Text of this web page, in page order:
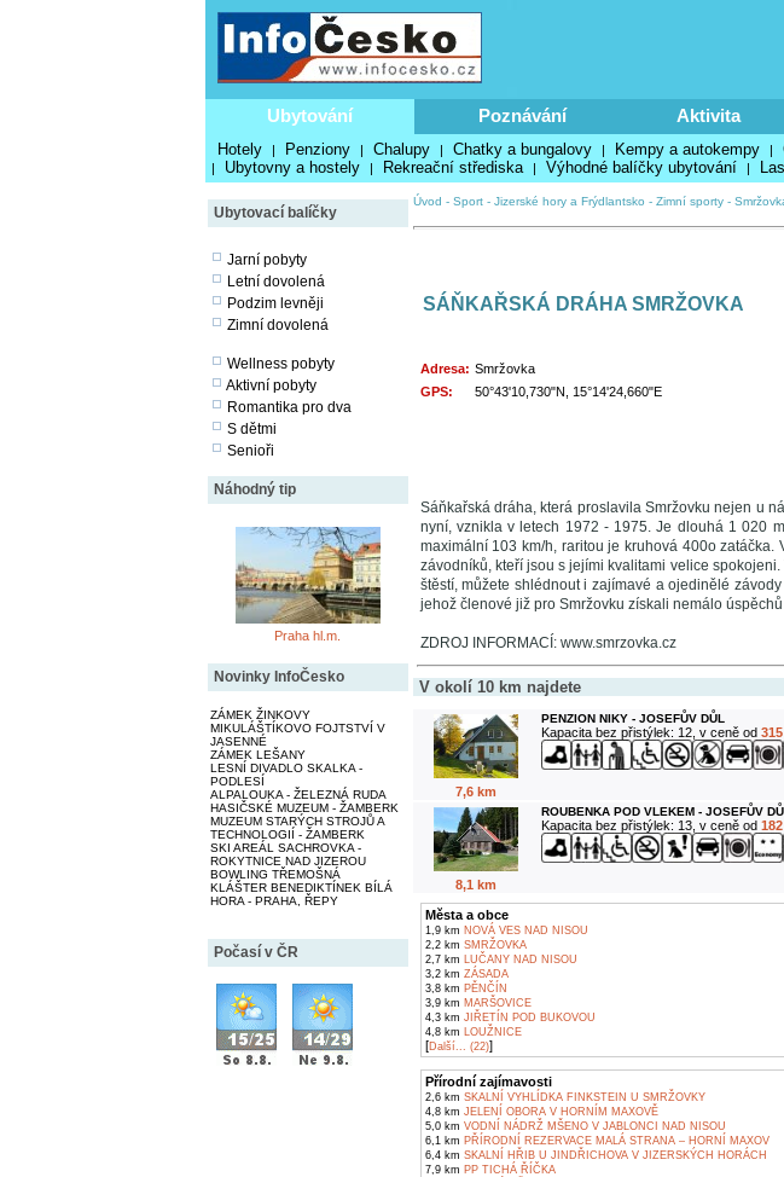
Ubytování Poznávání Aktivita
Hotely | Penziony | Chalupy | Chatky a bungalovy | Kempy a autokempy |
| Ubytovny a hostely | Rekreační střediska | Výhodné balíčky ubytování |
Ubytovací balíčky
Jarní pobyty
Letní dovolená
Podzim levněji
Zimní dovolená
Wellness pobyty
Aktivní pobyty
Romantika pro dva
S dětmi
Senioři
Náhodný tip
Praha hl.m.
Novinky InfoČesko
ZÁMEK ŽINKOVY
MIKULÁŠTÍKOVO FOJTSTVÍ V
JASENNÉ
ZÁMEK LEŠANY
LESNÍ DIVADLO SKALKA -
PODLESÍ
ALPALOUKA - ŽELEZNÁ RUDA
HASIČSKÉ MUZEUM - ŽAMBERK
MUZEUM STARÝCH STROJŮ A
TECHNOLOGIÍ - ŽAMBERK
SKI AREÁL SACHROVKA -
ROKYTNICE NAD JIZEROU
BOWLING TŘEMOŠNÁ
KLÁŠTER BENEDIKTÍNEK BÍLÁ
HORA - PRAHA, ŘEPY
Počasí v ČR
Úvod - Sport- Jizerské hory a Frýdlantsko - Zimní sporty-
SÁŇKAŘSKÁ DRÁHA SMRŽOVKA
Adresa: Smržovka
GPS:
50°43'10,730"N, 15°14'24,660"E
Sáňkařská dráha, která proslavila Smržovku nejen u
nyní, vznikla v letech 1972 - 1975. Je dlouhá 1 020
maximální 103 km/h, raritou je kruhová 400o
závodníků, kteří jsou s jejími kvalitami velice
štěstí, můžete shlédnout i zajímavé a ojedinělé
jehož členové již pro Smržovku získali nemálo
ZDROJ INFORMACÍ: www.smrzovka.cz
V okolí 10 km najdete
7,6 km
PENZION NIKY - JOSEFŮV DŮL
Kapacita bez přistýlek: 12, v ceně od
8,1 km
ROUBENKA POD VLEKEM - JOSEFŮV
Kapacita bez přistýlek: 13, v ceně od
Města a obce
1,9 km NOVÁ VES NAD NISOU
2,2 km SMRŽOVKA
2,7 km LUČANY NAD NISOU
3,2 km ZÁSADA
3,8 km PĚNČÍN
3,9 km MARŠOVICE
4,3 km JIŘETÍN POD BUKOVOU
4,8 km LOUŽNICE
[Další... (22)]
Přírodní zajímavosti
2,6 km SKALNÍ VYHLÍDKA FINKSTEIN U SMRŽOVKY
4,8 km JELENÍ OBORA V HORNÍM MAXOVĚ
5,0 km VODNÍ NÁDRŽ MŠENO V JABLONCI NAD NISOU
6,1 km PŘÍRODNÍ REZERVACE MALÁ STRANA – HORNÍ MAXOV
6,4 km SKALNÍ HŘIB U JINDŘICHOVA V JIZERSKÝCH HORÁCH
7,9 km PP TICHÁ ŘÍČKA